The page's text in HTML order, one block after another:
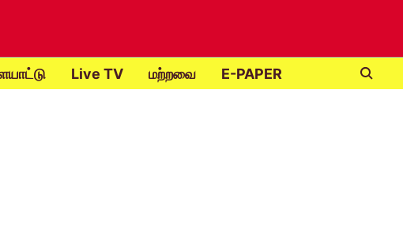
Live TV மற்றவை E-PAPER